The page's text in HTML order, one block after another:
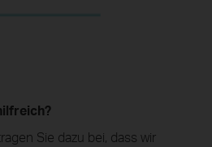
Sie dazu bei, dass wir